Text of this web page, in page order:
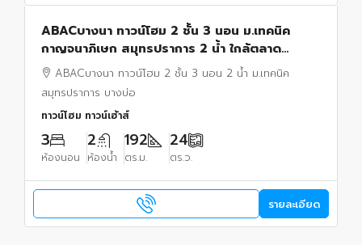
ABACบางนา ทาวน์โฮม 2 ชั้น 3 นอน ม.เทคนิค
กาญจนาภิเษก สมุทรปราการ 2 น้ำ ใกล้ตลาด
เสริมสุข บางบ่อ 800 ม.24 ตร.ว. ตร.ม.พร้อมครัว
ต่อเติมใหม่
ABACบางนา ทาวน์โฮม 2 ชั้น 3 นอน 2 น้ำ ม.เทคนิค
สมุทรปราการ บางบ่อ
ทาวน์โฮม ทาวน์เฮ้าส์
3
ห้องนอน
2
ห้องน้ำ
192
ตร.ม.
24
ตร.ว.
รายละเอียด